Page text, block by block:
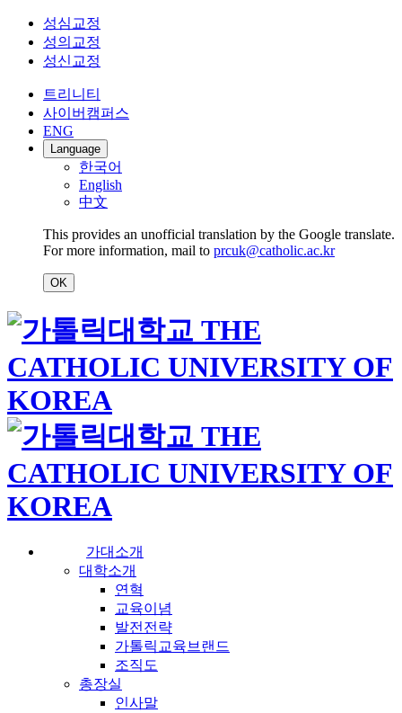
성심교정
성의교정
성신교정
트리니티
사이버캠퍼스
ENG
Language
한국어
English
中文
This provides an unofficial translation by the Google translate.
For more information, mail to prcuk@catholic.ac.kr
OK
가대소개
대학소개
연혁
교육이념
발전전략
가톨릭교육브랜드
조직도
총장실
인사말